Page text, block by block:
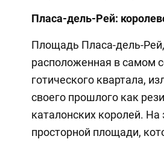
Пласа-дель-Рей:
Площадь Пласа-дель-Рей,
расположенная в самом
готического квартала,
своего прошлого как
каталонских королей. На
просторной площади,